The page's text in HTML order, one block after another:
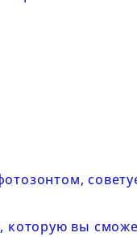
которую вы